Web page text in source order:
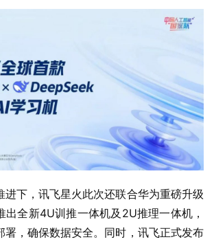
进下，讯飞星火此次还联合华为重磅升级
出全新4U训推一体机及2U推理一体机，
署，确保数据安全。同时，讯飞正式发布